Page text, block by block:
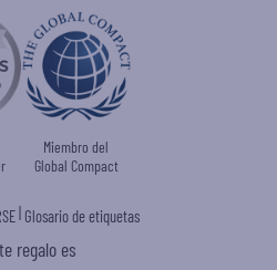
Miembro del
Global Compact
Glosario de etiquetas
regalo es